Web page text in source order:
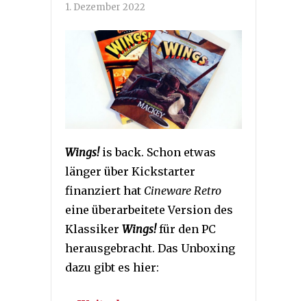
1. Dezember 2022
Wings!is back. Schon etwas
länger über Kickstarter
finanziert hat Cineware Retro
eine überarbeitete Version des
Klassiker Wings!für den PC
herausgebracht. Das Unboxing
dazu gibt es hier: